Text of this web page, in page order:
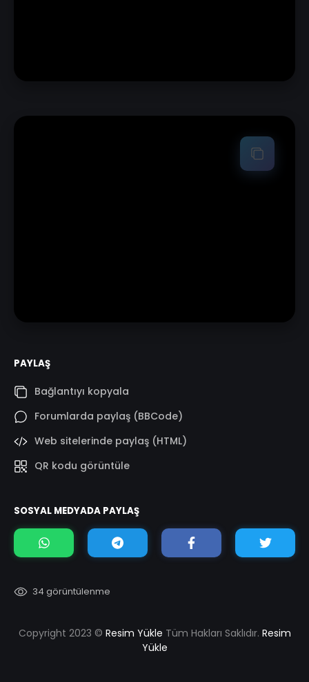
PAYLAŞ
Bağlantıyı kopyala
Forumlarda paylaş (BBCode)
Web sitelerinde paylaş (HTML)
QR kodu görüntüle
SOSYAL MEDYADA PAYLAŞ
34 görüntülenme
Copyright 2023 © Resim Yükle Tüm Hakları Saklıdır. Resim
Yükle